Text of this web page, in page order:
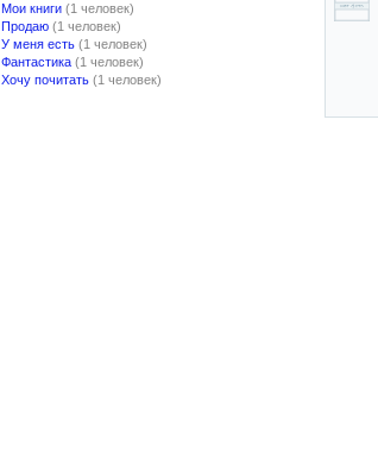
Мои книги (1 человек)
Продаю (1 человек)
У меня есть (1 человек)
Фантастика (1 человек)
Хочу почитать (1 человек)